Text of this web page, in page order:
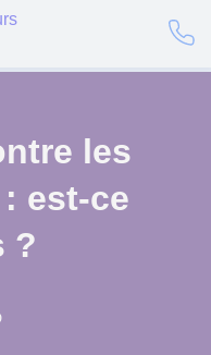
les
est-ce
?